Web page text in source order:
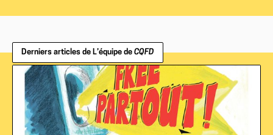
Derniers articles de L’équipe de CQFD